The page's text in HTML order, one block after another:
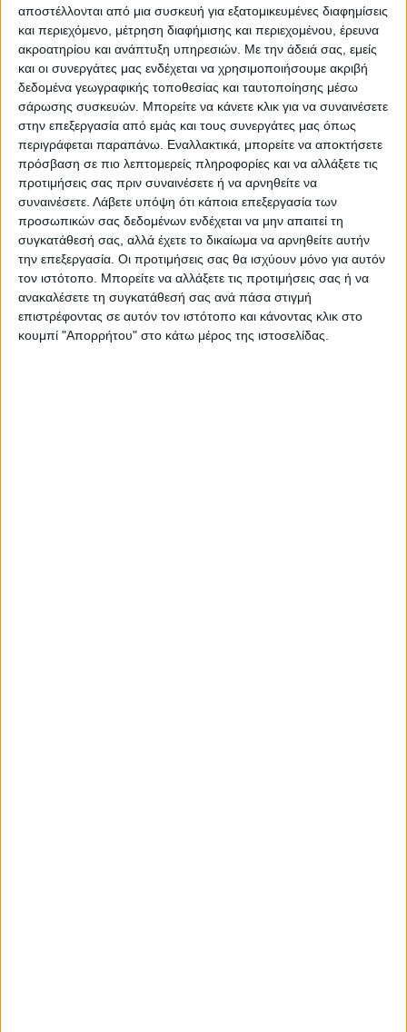
αποστέλλονται από μια συσκευή για εξατομικευμένες διαφημίσεις
και περιεχόμενο, μέτρηση διαφήμισης και περιεχομένου, έρευνα
ακροατηρίου και ανάπτυξη υπηρεσιών. Με την άδειά σας, εμείς
και οι συνεργάτες μας ενδέχεται να χρησιμοποιήσουμε ακριβή
δεδομένα γεωγραφικής τοποθεσίας και ταυτοποίησης μέσω
σάρωσης συσκευών. Μπορείτε να κάνετε κλικ για να συναινέσετε
στην επεξεργασία από εμάς και τους συνεργάτες μας όπως
περιγράφεται παραπάνω. Εναλλακτικά, μπορείτε να αποκτήσετε
πρόσβαση σε πιο λεπτομερείς πληροφορίες και να αλλάξετε τις
προτιμήσεις σας πριν συναινέσετε ή να αρνηθείτε να
συναινέσετε. Λάβετε υπόψη ότι κάποια επεξεργασία των
προσωπικών σας δεδομένων ενδέχεται να μην απαιτεί τη
συγκατάθεσή σας, αλλά έχετε το δικαίωμα να αρνηθείτε αυτήν
την επεξεργασία. Οι προτιμήσεις σας θα ισχύουν μόνο για αυτόν
τον ιστότοπο. Μπορείτε να αλλάξετε τις προτιμήσεις σας ή να
ανακαλέσετε τη συγκατάθεσή σας ανά πάσα στιγμή
επιστρέφοντας σε αυτόν τον ιστότοπο και κάνοντας κλικ στο
κουμπί "Απορρήτου" στο κάτω μέρος της ιστοσελίδας.
ΝΕΟΣ ΑΓΩΝ
https://neosagon.gr
Η Αρχαιότερη Καθημερινή Πρωινή Εφημερίδα της Καρδίτσας
ΠΑΡΟΜΟΙΑ ΑΡΘΡΑ